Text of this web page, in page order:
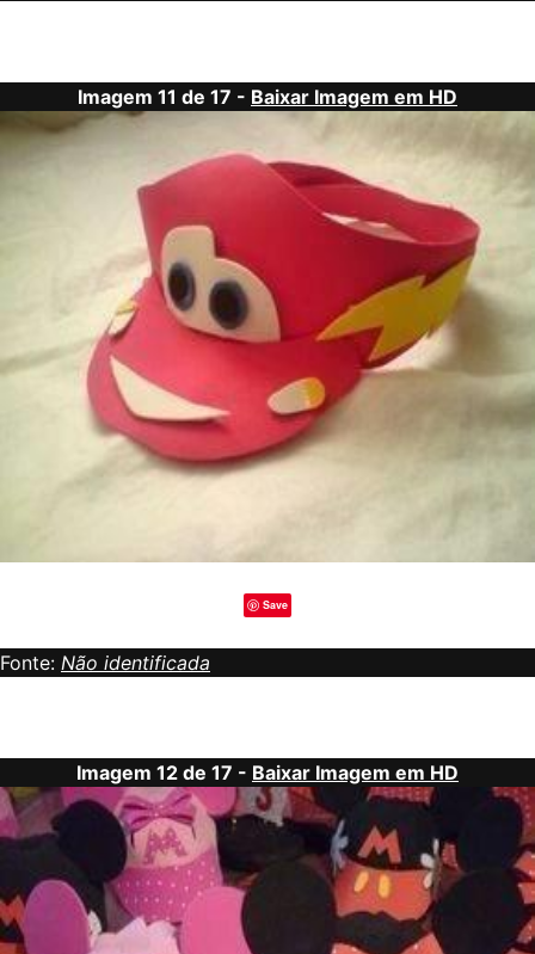
Imagem 11 de 17 - Baixar Imagem em HD
Save
Fonte: Não identificada
Imagem 12 de 17 - Baixar Imagem em HD